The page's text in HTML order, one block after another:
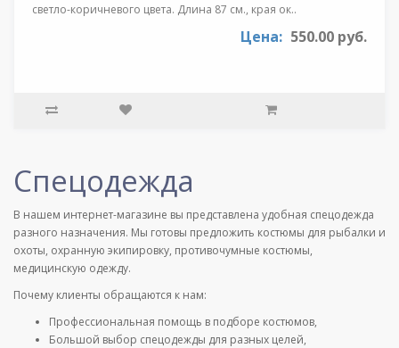
светло-коричневого цвета. Длина 87 см., края ок..
Цена: 550.00 руб.
Спецодежда
В нашем интернет-магазине вы представлена удобная спецодежда
разного назначения. Мы готовы предложить костюмы для рыбалки и
охоты, охранную экипировку, противочумные костюмы,
медицинскую одежду.
Почему клиенты обращаются к нам:
Профессиональная помощь в подборе костюмов,
Большой выбор спецодежды для разных целей,